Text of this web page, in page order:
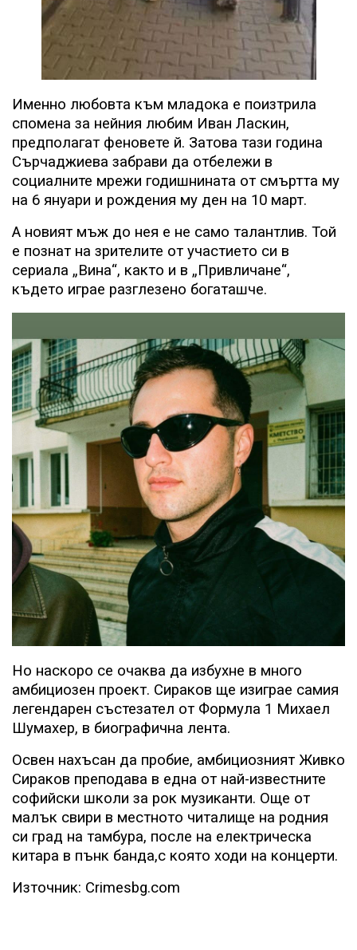
Именно любовта към младока е поизтрила
спомена за нейния любим Иван Ласкин,
предполагат феновете й. Затова тази година
Сърчаджиева забрави да отбележи в
социалните мрежи годишнината от смъртта му
на 6 януари и рождения му ден на 10 март.
А новият мъж до нея е не само талантлив. Той
е познат на зрителите от участието си в
сериала „Вина“, както и в „Привличане“,
където играе разглезено богаташче.
Но наскоро се очаква да избухне в много
амбициозен проект. Сираков ще изиграе самия
легендарен състезател от Формула 1 Михаел
Шумахер, в биографична лента.
Освен нахъсан да пробие, амбициозният Живко
Сираков преподава в една от най-известните
софийски школи за рок музиканти. Още от
малък свири в местното читалище на родния
си град на тамбура, после на електрическа
китара в пънк банда,с която ходи на концерти.
Източник: Crimesbg.com